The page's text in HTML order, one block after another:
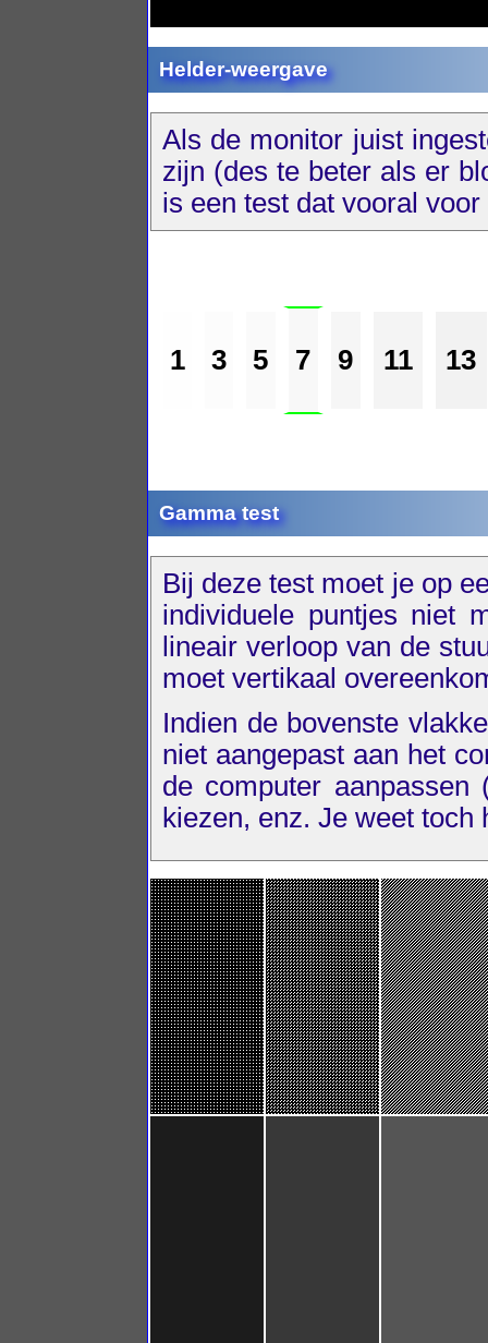
Helder-weergave
Als de monitor juist
zijn (des te beter als er
is een test dat vooral
1 3 5 7 9 11 13
Gamma test
Bij deze test moet je op
individuele puntjes niet
lineair verloop van de
moet vertikaal
Indien de bovenste
niet aangepast aan het
de computer aanpassen
kiezen, enz. Je weet